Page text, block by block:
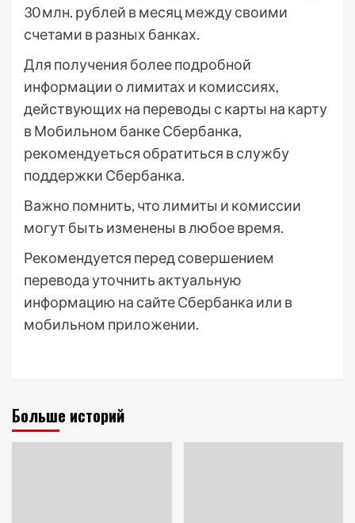
30 млн. рублей в месяц между своими
счетами в разных банках.
Для получения более подробной
информации о лимитах и комиссиях,
действующих на переводы с карты на карту
в Мобильном банке Сбербанка,
рекомендуеться обратиться в службу
поддержки Сбербанка.
Важно помнить, что лимиты и комиссии
могут быть изменены в любое время.
Рекомендуется перед совершением
перевода уточнить актуальную
информацию на сайте Сбербанка или в
мобильном приложении.
Больше историй